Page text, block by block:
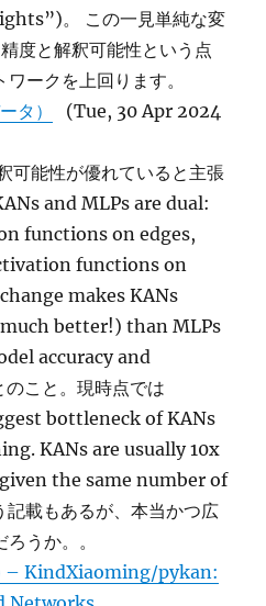
。 この一見単純な変
度と解釈可能性という点
ークを上回ります。
タ）
(Tue, 30 Apr 2024
可能性が優れていると主張
and MLPs are dual:
functions on edges,
functions on
makes KANs
better!) than MLPs
accuracy and
こと。現時点では
bottleneck of KANs
KANs are usually 10x
the same number of
載もあるが、本当かつ広
うか。。
– KindXiaoming/pykan: